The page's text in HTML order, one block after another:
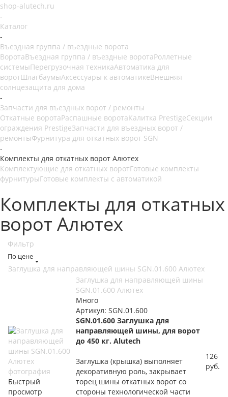
shop-alutech.ru
-
Каталог
-
Въездная группа / въездные ворота
ВоротаВъездная группа / въездные воротаРоллетные
системыПерегрузочная техникаАвтоматика для
воротШлагбаумыАксессуары к автоматикеВнешняя
солнцезащита для дома
-
Запчасти для въездных ворот / ремонты
Откатные воротаРаспашные воротаКалитка PrestigeСекции
ограждения PrestigeЗапчасти для въездных ворот /
ремонтыФурнитура для откатных ворот SGN
-
Комплекты для откатных ворот Алютех
Комплектующие для откатных воротГотовые комплекты
фурнитурыГотовые комплекты с автоматикой
Комплекты для откатных
ворот Алютех
Фильтр
По цене
Заглушка для направляющей шины SGN.01.600 Алютех
Быстрый
просмотр
Заглушка для направляющей шины
SGN.01.600 Алютех
Много
Артикул: SGN.01.600
SGN.01.600 Заглушка для
направляющей шины, для ворот
до 450 кг. Alutech
Заглушка (крышка) выполняет
декоративную роль, закрывает
торец шины откатных ворот со
стороны технологической части
126
руб.